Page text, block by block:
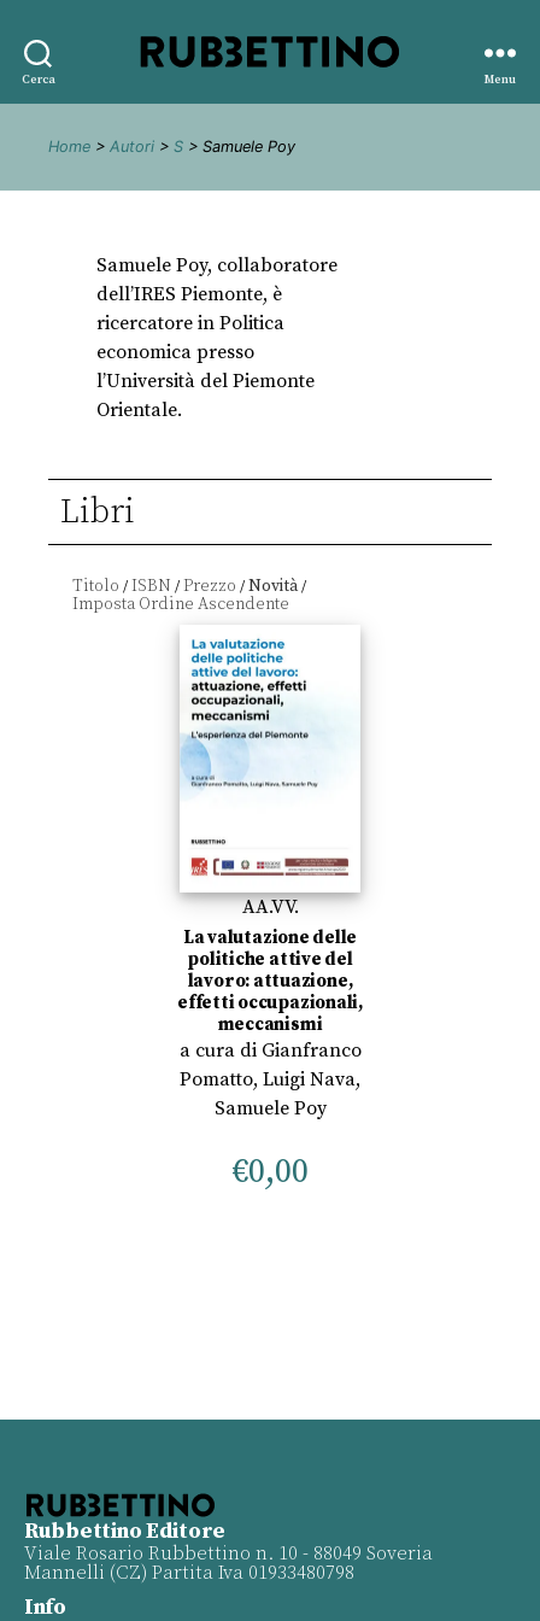
Cerca
editore
Menu
Home > Autori > S > Samuele Poy
Samuele Poy, collaboratore
dell’IRES Piemonte, è
ricercatore in Politica
economica presso
l’Università del Piemonte
Orientale.
Libri
Titolo /ISBN /Prezzo /Novità/
AA.VV.
La valutazione delle
politiche attive del
lavoro: attuazione,
effetti occupazionali,
meccanismi
a cura di Gianfranco
Pomatto, Luigi Nava,
Samuele Poy
€0,00
Rubbettino Editore
Viale Rosario Rubbettino n. 10 - 88049 Soveria
Mannelli (CZ) Partita Iva 01933480798
Info